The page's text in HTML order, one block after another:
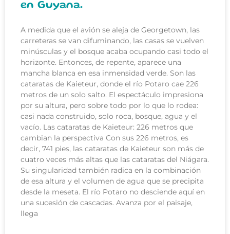
en Guyana.
A medida que el avión se aleja de Georgetown, las
carreteras se van difuminando, las casas se vuelven
minúsculas y el bosque acaba ocupando casi todo el
horizonte. Entonces, de repente, aparece una
mancha blanca en esa inmensidad verde. Son las
cataratas de Kaieteur, donde el río Potaro cae 226
metros de un solo salto. El espectáculo impresiona
por su altura, pero sobre todo por lo que lo rodea:
casi nada construido, solo roca, bosque, agua y el
vacío. Las cataratas de Kaieteur: 226 metros que
cambian la perspectiva Con sus 226 metros, es
decir, 741 pies, las cataratas de Kaieteur son más de
cuatro veces más altas que las cataratas del Niágara.
Su singularidad también radica en la combinación
de esa altura y el volumen de agua que se precipita
desde la meseta. El río Potaro no desciende aquí en
una sucesión de cascadas. Avanza por el paisaje,
llega